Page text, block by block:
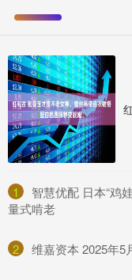
1
智慧优配 日本“鸡
量式啃老
2 维嘉资本 2025年5